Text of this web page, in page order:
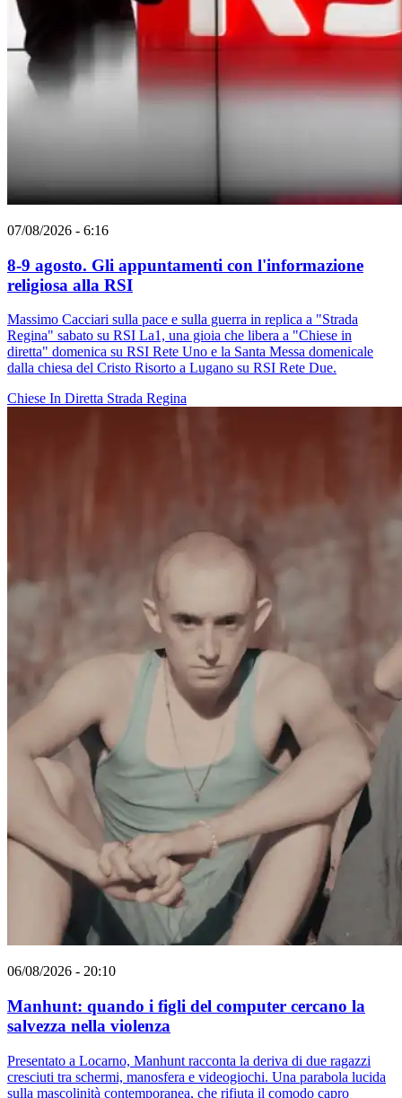
07/08/2026 - 6:16
8-9 agosto. Gli appuntamenti con l'informazione
religiosa alla RSI
Massimo Cacciari sulla pace e sulla guerra in replica a "Strada
Regina" sabato su RSI La1, una gioia che libera a "Chiese in
diretta" domenica su RSI Rete Uno e la Santa Messa domenicale
dalla chiesa del Cristo Risorto a Lugano su RSI Rete Due.
Chiese In Diretta Strada Regina
06/08/2026 - 20:10
Manhunt: quando i figli del computer cercano la
salvezza nella violenza
Presentato a Locarno, Manhunt racconta la deriva di due ragazzi
cresciuti tra schermi, manosfera e videogiochi. Una parabola lucida
sulla mascolinità contemporanea, che rifiuta il comodo capro